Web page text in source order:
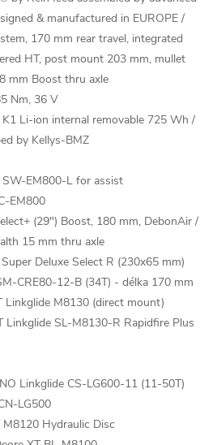
& manufactured in EUROPE /
170 mm rear travel, integrated
HT, post mount 203 mm, mullet
mm Boost thru axle
Nm, 36 V
K1 Li-ion internal removable 725 Wh /
by Kellys-BMZ
EM800-L for assist
EM800
(29") Boost, 180 mm, DebonAir /
15 mm thru axle
Deluxe Select R (230x65 mm)
CRE80-12-B (34T) - délka 170 mm
Linkglide M8130 (direct mount)
Linkglide SL-M8130-R Rapidfire Plus
Linkglide CS-LG600-11 (11-50T)
LG500
Hydraulic Disc